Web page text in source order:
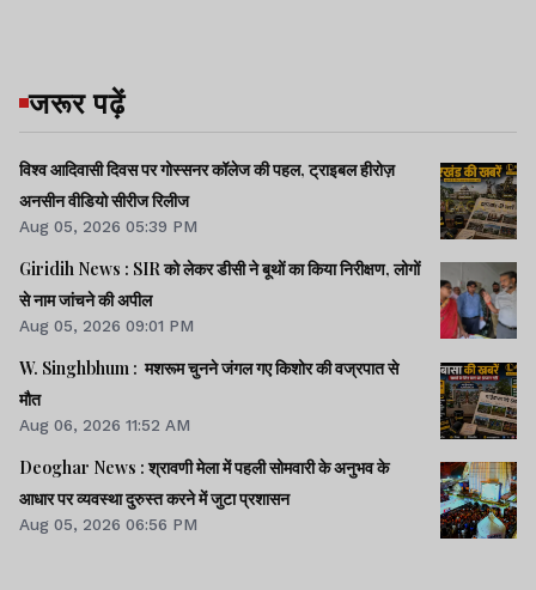
जरूर पढ़ें
विश्व आदिवासी दिवस पर गोस्सनर कॉलेज की पहल, ट्राइबल हीरोज़
अनसीन वीडियो सीरीज रिलीज
Aug 05, 2026 05:39 PM
Giridih News : SIR को लेकर डीसी ने बूथों का किया निरीक्षण, लोगों
से नाम जांचने की अपील
Aug 05, 2026 09:01 PM
W. Singhbhum : मशरूम चुनने जंगल गए किशोर की वज्रपात से
मौत
Aug 06, 2026 11:52 AM
Deoghar News : श्रावणी मेला में पहली सोमवारी के अनुभव के
आधार पर व्यवस्था दुरुस्त करने में जुटा प्रशासन
Aug 05, 2026 06:56 PM